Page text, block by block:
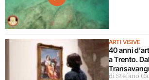
ARTI VISIVE
40 anni
a Trento.
di Stefano